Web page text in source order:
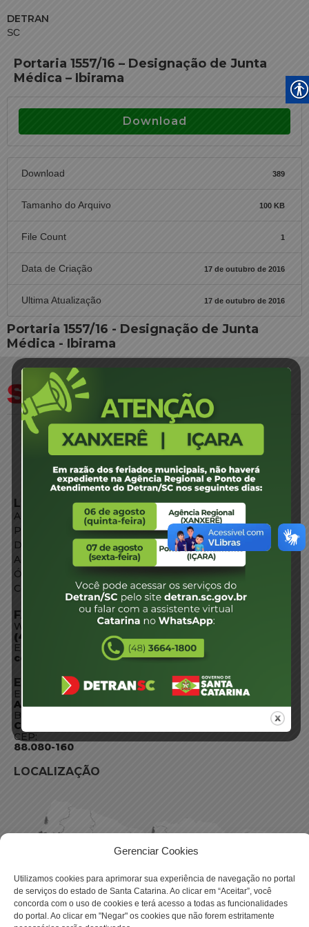
Gerenciar Cookies
Utilizamos cookies para aprimorar sua experiência de navegação no portal
de serviços do estado de Santa Catarina. Ao clicar em “Aceitar”, você
concorda com o uso de cookies e terá acesso a todas as funcionalidades
do portal. Ao clicar em "Negar" os cookies que não forem estritamente
DETRAN
SC
Portaria 1557/16 – Designação de Junta
Médica – Ibirama
Download
Download 389
Tamanho do Arquivo 100 KB
File Count 1
Data de Criação 17 de outubro de 2016
Ultima Atualização 17 de outubro de 2016
Portaria 1557/16 - Designação de Junta
Médica - Ibirama
LINKS EXTERNOS
Agência de Notícias
Portal de Serviços
Diário Oficial
Acesso à Informação
Órgãos do Governo
Conheça SC
FALE CONOSCO
WhatsApp:
(48) 3664-1800
E-mail:
centraldeinformacoes@detran.sc.gov.br
ENDEREÇO
Endereço:
Av. Almirante Tamandaré - 480
Bairro:
Coqueiros, Florianópolis SC
CEP:
88.080-160
LOCALIZAÇÃO